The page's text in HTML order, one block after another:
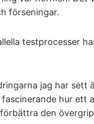
förseningar.
testprocesser
jag har sett
hur ett
den